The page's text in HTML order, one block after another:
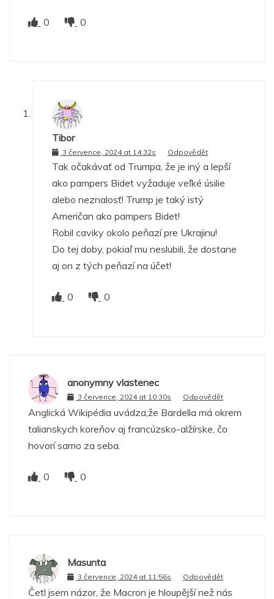
0 0
Tibor
3 července, 2024 at 14:32s Odpovědět
Tak očakávať od Trumpa, že je iný a lepší
ako pampers Bidet vyžaduje veľké úsilie
alebo neznalosť! Trump je taký istý
Američan ako pampers Bidet!
Robil caviky okolo peňazí pre Ukrajinu!
Do tej doby, pokiaľ mu neslubili, že dostane
aj on z tých peňazí na účet!
0 0
anonymny vlastenec
3 července, 2024 at 10:30s Odpovědět
Anglická Wikipédia uvádza,že Bardella má okrem
talianskych koreňov aj francúzsko-alžírske, čo
hovorí samo za seba.
0 0
Masunta
3 července, 2024 at 11:56s Odpovědět
Četl jsem názor, že Macron je hloupější než nás